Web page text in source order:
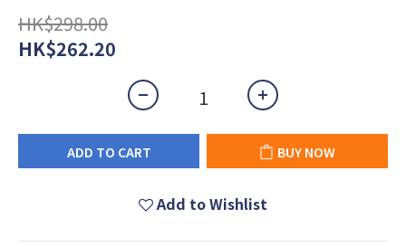
HK$298.00
HK$262.20
ADD TO CART BUY NOW
Add to Wishlist